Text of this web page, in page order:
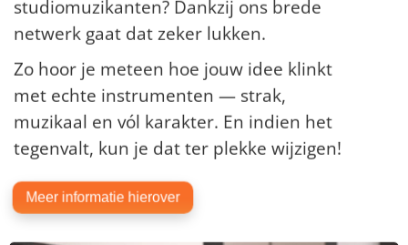
netwerk gaat dat zeker lukken.
Zo hoor je meteen hoe jouw idee klinkt
met echte instrumenten — strak,
muzikaal en vól karakter. En indien het
tegenvalt, kun je dat ter plekke wijzigen!
Meer informatie hierover